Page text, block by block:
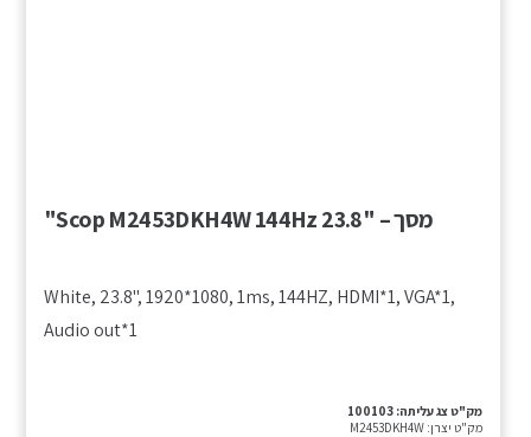
מסך – "Scop M2453DKH4W 144Hz 23.8"
White, 23.8", 1920*1080, 1ms, 144HZ, HDMI*1, VGA*1,
Audio out*1
מק"ט צג עליתה: 100103
מק"ט יצרן: M2453DKH4W